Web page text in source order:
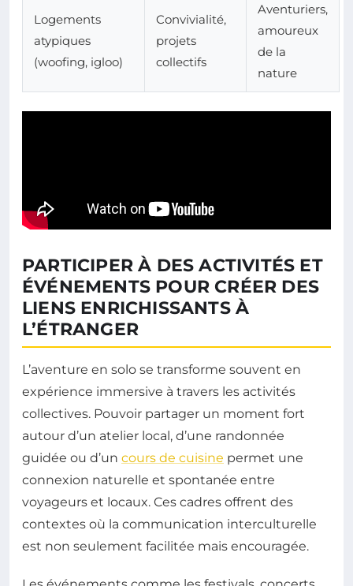
Logements
atypiques
(woofing, igloo)
Convivialité,
projets
collectifs
Aventuriers,
amoureux
de la
nature
PARTICIPER À DES ACTIVITÉS ET
ÉVÉNEMENTS POUR CRÉER DES
LIENS ENRICHISSANTS À
L’ÉTRANGER
L’aventure en solo se transforme souvent en
expérience immersive à travers les activités
collectives. Pouvoir partager un moment fort
autour d’un atelier local, d’une randonnée
guidée ou d’un cours de cuisine permet une
connexion naturelle et spontanée entre
voyageurs et locaux. Ces cadres offrent des
contextes où la communication interculturelle
est non seulement facilitée mais encouragée.